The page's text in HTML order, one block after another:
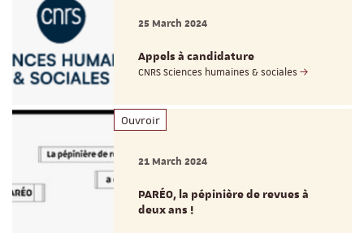
25 March 2024
Appels à candidature
CNRS Sciences humaines & sociales
Ouvroir
21 March 2024
PARÉO, la pépinière de revues à
deux ans !